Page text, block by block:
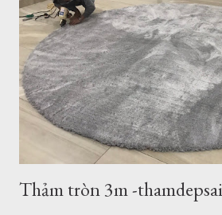
nhiều ở Vũng Tàu. Thảm trang trí cho
Homestead Vũng Tàu Hiện tại Thảm
Showroom tại Vũng Tàu nhưng các
tuyến và xem các mẫu thảm tại website:
thamtrangtri.thamdepsaigon.com hoặc
Thảm Đẹp tại: Thamdepsaigon.com.
Thảm tròn 3m -